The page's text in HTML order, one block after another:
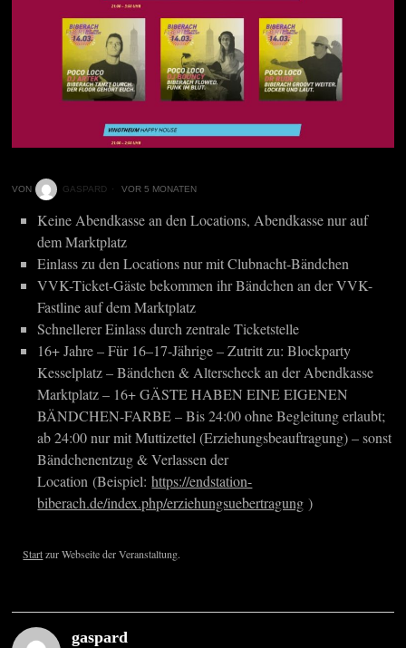
VON GASPARD VOR 5 MONATEN
Keine Abendkasse an den Locations, Abendkasse nur auf
dem Marktplatz
Einlass zu den Locations nur mit Clubnacht-Bändchen
VVK-Ticket-Gäste bekommen ihr Bändchen an der VVK-
Fastline auf dem Marktplatz
Schnellerer Einlass durch zentrale Ticketstelle
16+ Jahre – Für 16–17-Jährige – Zutritt zu: Blockparty
Kesselplatz – Bändchen & Alterscheck an der Abendkasse
Marktplatz – 16+ GÄSTE HABEN EINE EIGENEN
BÄNDCHEN-FARBE – Bis 24:00 ohne Begleitung erlaubt;
ab 24:00 nur mit Muttizettel (Erziehungsbeauftragung) – sonst
Bändchenentzug & Verlassen der
Location (Beispiel:https://endstation-
biberach.de/index.php/erziehungsuebertragung )
Startzur Webseite der Veranstaltung.
gaspard